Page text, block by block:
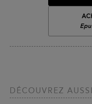
DÉCOUVREZ AUSSI